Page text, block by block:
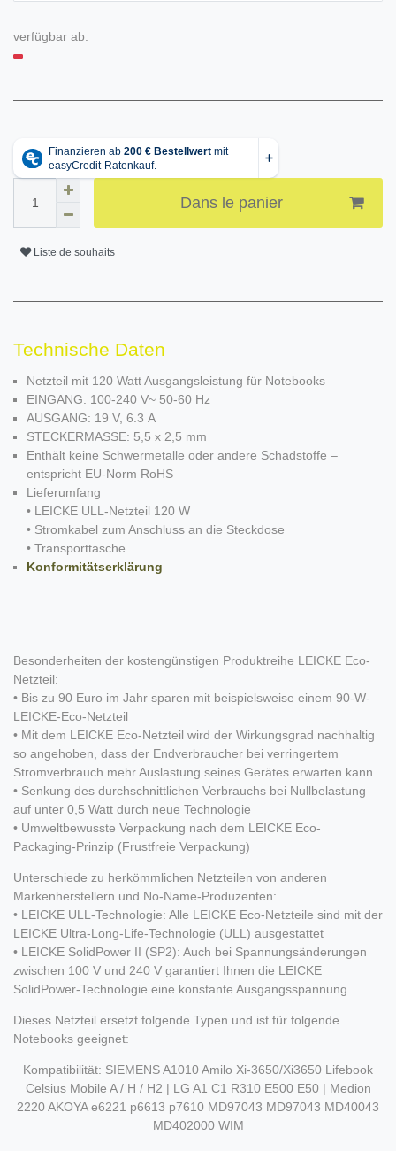
verfügbar ab:
Dans le panier
Liste de souhaits
Technische Daten
Netzteil mit 120 Watt Ausgangsleistung für Notebooks
EINGANG: 100-240 V~ 50-60 Hz
AUSGANG: 19 V, 6.3 A
STECKERMASSE: 5,5 x 2,5 mm
Enthält keine Schwermetalle oder andere Schadstoffe –
entspricht EU-Norm RoHS
Lieferumfang
• LEICKE ULL-Netzteil 120 W
• Stromkabel zum Anschluss an die Steckdose
• Transporttasche
Konformitätserklärung
Besonderheiten der kostengünstigen Produktreihe LEICKE Eco-
Netzteil:
• Bis zu 90 Euro im Jahr sparen mit beispielsweise einem 90-W-
LEICKE-Eco-Netzteil
• Mit dem LEICKE Eco-Netzteil wird der Wirkungsgrad nachhaltig
so angehoben, dass der Endverbraucher bei verringertem
Stromverbrauch mehr Auslastung seines Gerätes erwarten kann
• Senkung des durchschnittlichen Verbrauchs bei Nullbelastung
auf unter 0,5 Watt durch neue Technologie
• Umweltbewusste Verpackung nach dem LEICKE Eco-
Packaging-Prinzip (Frustfreie Verpackung)
Unterschiede zu herkömmlichen Netzteilen von anderen
Markenherstellern und No-Name-Produzenten:
• LEICKE ULL-Technologie: Alle LEICKE Eco-Netzteile sind mit der
LEICKE Ultra-Long-Life-Technologie (ULL) ausgestattet
• LEICKE SolidPower II (SP2): Auch bei Spannungsänderungen
zwischen 100 V und 240 V garantiert Ihnen die LEICKE
SolidPower-Technologie eine konstante Ausgangsspannung.
Dieses Netzteil ersetzt folgende Typen und ist für folgende
Notebooks geeignet:
Kompatibilität: SIEMENS A1010 Amilo Xi-3650/Xi3650 Lifebook
Celsius Mobile A / H / H2 | LG A1 C1 R310 E500 E50 | Medion
2220 AKOYA e6221 p6613 p7610 MD97043 MD97043 MD40043
MD402000 WIM